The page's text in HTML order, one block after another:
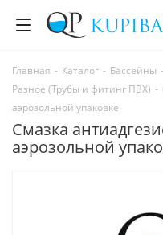
Главная - Каталог - Бассейны -
Разное (Трубы и фитинг ПВХ) -
аэрозольной упаковке
Смазка
аэрозольной